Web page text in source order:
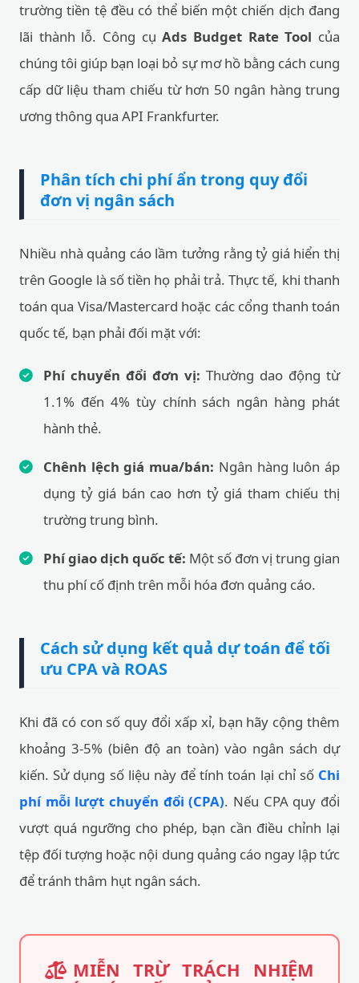
chúng tôi giúp bạn loại bỏ sự mơ hồ bằng cách cung
cấp dữ liệu tham chiếu từ hơn 50 ngân hàng trung
ương thông qua API Frankfurter.
Nhiều nhà quảng cáo lầm tưởng rằng tỷ giá hiển thị
toán qua Visa/Mastercard hoặc các cổng thanh toán
quốc tế, bạn phải đối mặt với:
Phí chuyển đổi đơn vị:
hành thẻ.
Chênh lệch giá mua/bán:
trường trung bình.
Phí giao dịch quốc tế:
Khi đã có con số quy đổi xấp xỉ, bạn hãy cộng thêm
kiến. Sử dụng số liệu này để tính toán lại chỉ sốChi
phí mỗi lượt chuyển đổi (CPA) . Nếu CPA quy đổi
vượt quá ngưỡng cho phép, bạn cần điều chỉnh lại
tệp đối tượng hoặc nội dung quảng cáo ngay lập tức
để tránh thâm hụt ngân sách.